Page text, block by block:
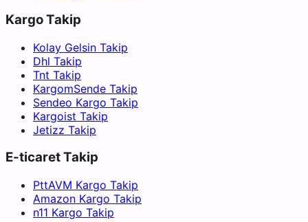
Kargo Takip
Kolay Gelsin Takip
Dhl Takip
Tnt Takip
KargomSende Takip
Sendeo Kargo Takip
Kargoist Takip
Jetizz Takip
E-ticaret Takip
PttAVM Kargo Takip
Amazon Kargo Takip
n11 Kargo Takip